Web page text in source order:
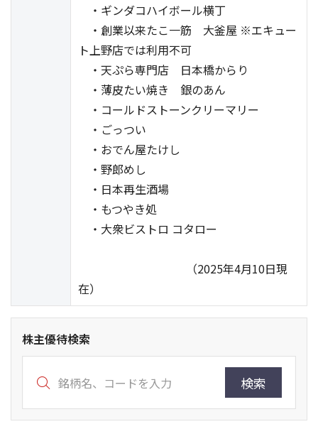
・ギンダコハイボール横丁
・創業以来たこ一筋 大釜屋 ※エキュー
ト上野店では利用不可
・天ぷら専門店 日本橋からり
・薄皮たい焼き 銀のあん
・コールドストーンクリーマリー
・ごっつい
・おでん屋たけし
・野郎めし
・日本再生酒場
・もつやき処
・大衆ビストロ コタロー
（2025年4月10日現
在）
株主優待検索
検索